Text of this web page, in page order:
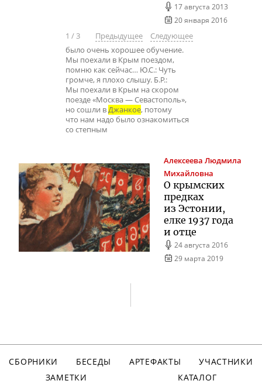
17 августа 2013
20 января 2016
1 /3 Предыдущее
Следующее
было очень хорошее обучение.
Мы поехали в Крым поездом,
помню как сейчас… Ю.С.: Чуть
громче, я плохо слышу. Б.Р.:
Мы поехали в Крым на скором
поезде «Москва — Севастополь»,
но сошли вДжанкое, потому
что нам надо было ознакомиться
со степным
Алексеева Людмила
Михайловна
О крымских
предках
из Эстонии,
елке 1937 года
и отце
24 августа 2016
29 марта 2019
СБОРНИКИ БЕСЕДЫ АРТЕФАКТЫ
УЧАСТНИКИ
ЗАМЕТКИ
КАТАЛОГ